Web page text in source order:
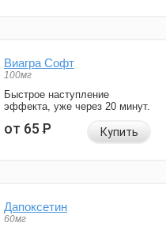
Виагра Софт
100мг
Быстрое наступление
эффекта, уже через 20 минут.
от 65Р Купить
Дапоксетин
60мг